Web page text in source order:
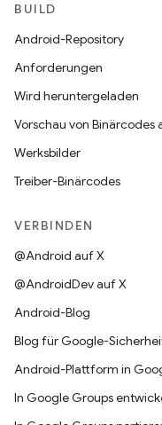
BUILD
Android-Repository
Anforderungen
Wird heruntergeladen
Vorschau von Binärcodes
Werksbilder
Treiber-Binärcodes
VERBINDEN
@Android auf X
@AndroidDev auf X
Android-Blog
Blog für Google-
Android-Plattform in
In Google Groups